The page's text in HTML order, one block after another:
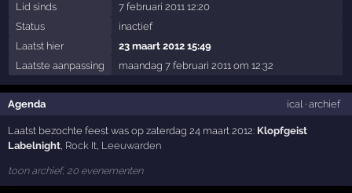
Lid sinds
7 februari 2011 12:20
Status
inactief
Laatst hier
23 maart 2012 15:49
Laatste aanpassing
maandag 7 februari 2011 om 12:32
Agenda ical· archief
Laatst bezochte feest was op zaterdag 24 maart 2012: Klopfgeist
Labelnight, Rock It, Leeuwarden
toon archief, 20 evenementen